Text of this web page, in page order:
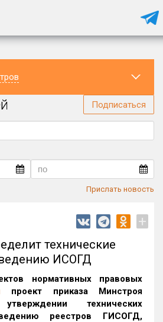
Подписаться
Прислать новость
+
технические
ИСОГД
нормативных правовых
проект приказа Минстроя
технических
реестров ГИСОГД,